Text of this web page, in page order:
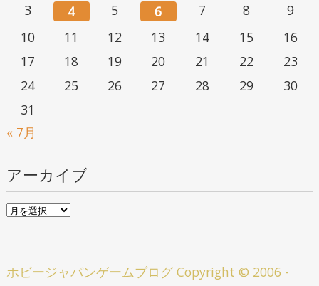
3
4 5 6 7 8
9
10
11 12 13 14 15
16
17
18 19 20 21 22
23
24
25 26 27 28 29
30
31
« 7月
アーカイブ
ア
イ
ホビージャパンゲームブログCopyright © 2006 -